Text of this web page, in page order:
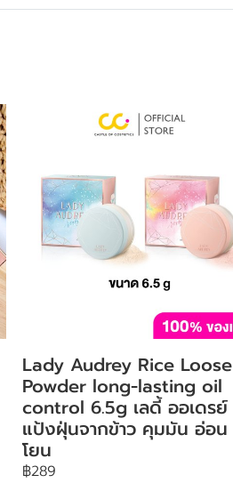
Lady Audrey Rice Loose
Powder long-lasting oil
control 6.5g เลดี้ ออเดรย์
แป้งฝุ่นจากข้าว คุมมัน อ่อน
โยน
฿289